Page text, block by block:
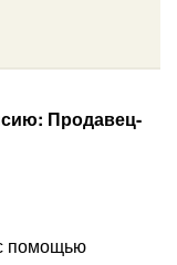
Продавец-
помощью